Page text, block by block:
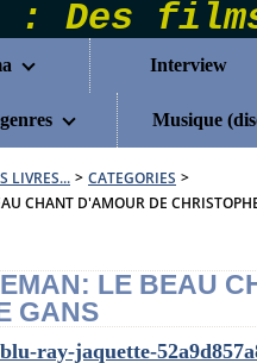
Interview
Musique
LIVRES... > CATEGORIES >
CHANT D'AMOUR DE
LE BEAU
GANS